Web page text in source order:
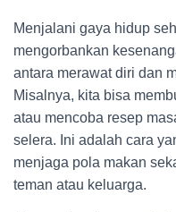
Menjalani gaya hidup
mengorbankan
antara merawat diri dan
Misalnya, kita bisa
atau mencoba resep
selera. Ini adalah cara
menjaga pola makan
teman atau keluarga.